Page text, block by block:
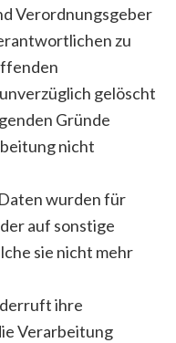
Verordnungsgeber
zu
gelöscht
Gründe
nicht
wurden für
auf sonstige
sie nicht mehr
ihre
Verarbeitung